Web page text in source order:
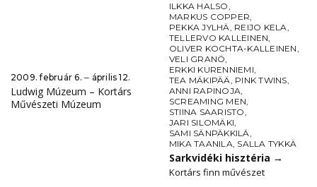
2009. február 6. ‒ április 12.
Ludwig Múzeum – Kortárs
Művészeti Múzeum
ILKKA HALSO,
MARKUS COPPER,
PEKKA JYLHÄ, REIJO KELA,
TELLERVO KALLEINEN,
OLIVER KOCHTA-KALLEINEN,
VELI GRANÖ,
ERKKI KURENNIEMI,
TEA MÄKIPÄÄ, PINK TWINS,
ANNI RAPINOJA,
SCREAMING MEN,
STIINA SAARISTO,
JARI SILOMÄKI,
SAMI SÄNPÄKKILÄ,
MIKA TAANILA, SALLA TYKKÄ
Sarkvidéki hisztéria →
Kortárs finn művészet